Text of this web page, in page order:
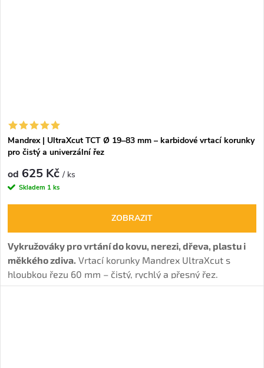
Mandrex | UltraXcut TCT Ø 19–83 mm – karbidové vrtací korunky
pro čistý a univerzální řez
od 625 Kč/ ks
Skladem 1 ks
ZOBRAZIT
Vykružováky pro vrtání do kovu, nerezi, dřeva, plastu i
měkkého zdiva. Vrtací korunky Mandrex UltraXcut s
hloubkou řezu 60 mm – čistý, rychlý a přesný řez.